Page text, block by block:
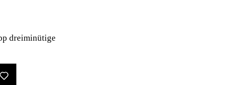
dreiminütige